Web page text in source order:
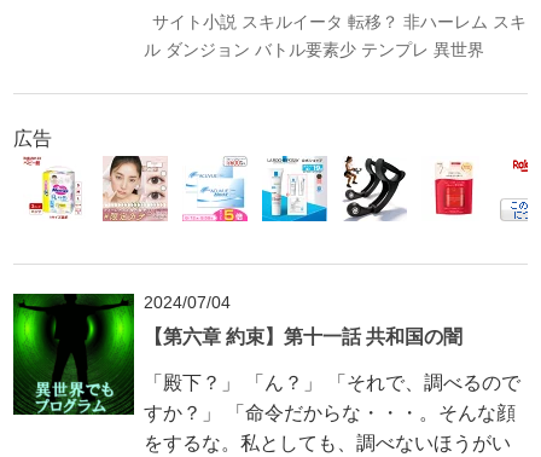
サイト小説 スキルイータ 転移？ 非ハーレム スキ
ル ダンジョン バトル要素少 テンプレ 異世界
広告
2024/07/04
【第六章 約束】第十一話 共和国の闇
「殿下？」 「ん？」 「それで、調べるので
すか？」 「命令だからな・・・。そんな顔
をするな。私としても、調べないほうがい